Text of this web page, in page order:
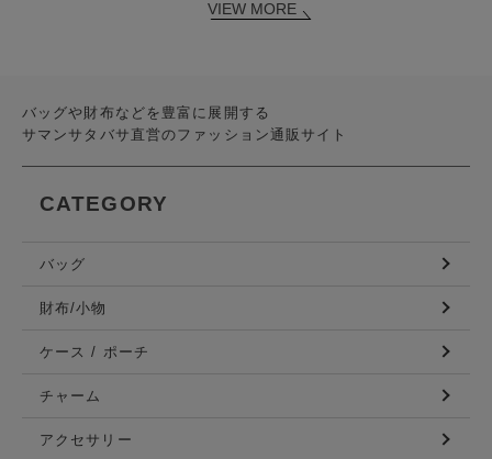
VIEW MORE
バッグや財布などを豊富に展開する
サマンサタバサ直営のファッション通販サイト
CATEGORY
バッグ
財布/小物
ケース / ポーチ
チャーム
アクセサリー